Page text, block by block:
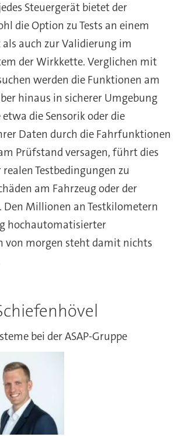
Steuergerät bietet der
die Option zu Tests an einem
auch zur Validierung im
der Wirkkette. Verglichen mit
werden die Funktionen am
hinaus in sicherer Umgebung
die Sensorik oder die
Daten durch die Fahrfunktionen
Prüfstand versagen, führt dies
Testbedingungen zu
am Fahrzeug oder der
Den Millionen an Testkilometern
hochautomatisierter
von morgen steht damit nichts
bei der ASAP-Gruppe